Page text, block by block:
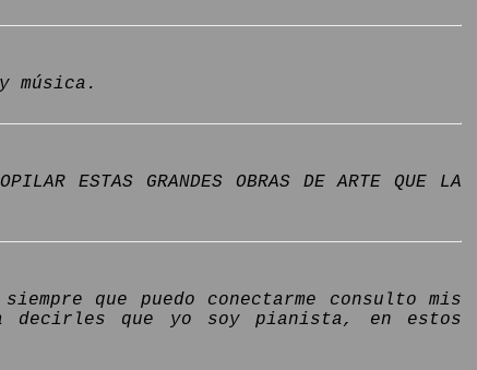
música.
ESTAS GRANDES OBRAS DE ARTE QUE LA
que puedo conectarme consulto mis
decirles que yo soy pianista, en estos